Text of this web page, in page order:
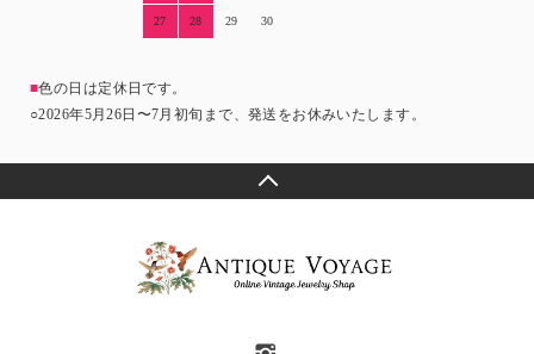
27 28 29 30
■色の日は定休日です。
○2026年5月26日〜7月初旬まで、発送をお休みいたします。